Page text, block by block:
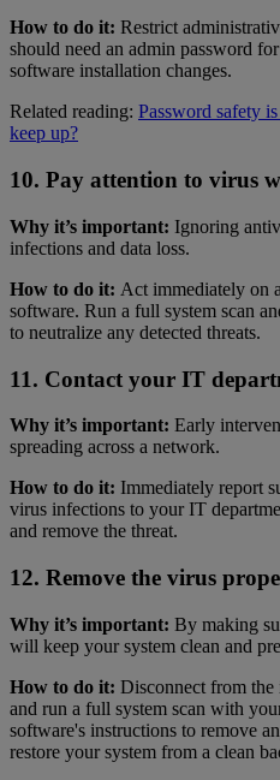
How to do it: Restrict
should need an admin password
software installation changes.
Related reading: Password safety
keep up?
10. Pay attention to virus
Why it’s important: Ignoring
infections and data loss.
How to do it: Act immediately on
software. Run a full system scan
to neutralize any detected threats.
11. Contact your IT
Why it’s important: Early
spreading across a network.
How to do it: Immediately report
virus infections to your IT
and remove the threat.
12. Remove the virus
Why it’s important: By making
will keep your system clean and
How to do it: Disconnect from the
and run a full system scan with
software's instructions to remove
restore your system from a clean